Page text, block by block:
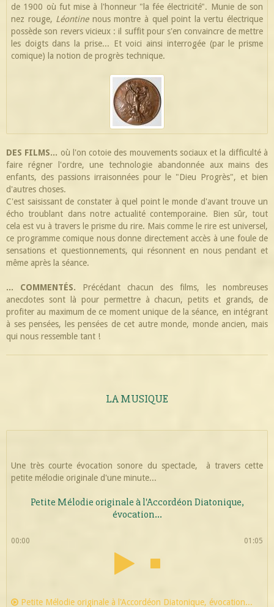
de 1900 où fut mise à l'honneur "la fée électricité". Munie de son
nez rouge, Léontinenous montre à quel point la vertu électrique
possède son revers vicieux : il suffit pour s'en convaincre de mettre
les doigts dans la prise... Et voici ainsi interrogée (par le prisme
comique) la notion de progrès technique.
DES FILMS... où l'on cotoie des mouvements sociaux et la difficulté à
faire régner l'ordre, une technologie abandonnée aux mains des
enfants, des passions irraisonnées pour le "Dieu Progrès", et bien
d'autres choses.
C'est saisissant de constater à quel point le monde d'avant trouve un
écho troublant dans notre actualité contemporaine. Bien sûr, tout
cela est vu à travers le prisme du rire. Mais comme le rire est universel,
ce programme comique nous donne directement accès à une foule de
sensations et questionnements, qui résonnent en nous pendant et
même après la séance.
... COMMENTÉS. Précédant chacun des films, les nombreuses
anecdotes sont là pour permettre à chacun, petits et grands, de
profiter au maximum de ce moment unique de la séance, en intégrant
à ses pensées, les pensées de cet autre monde, monde ancien, mais
qui nous ressemble tant !
LA MUSIQUE
Une très courte évocation sonore du spectacle, à travers cette
petite mélodie originale d'une minute...
Petite Mélodie originale à l'Accordéon Diatonique,
évocation...
00:00 01:05
Petite Mélodie originale à l'Accordéon Diatonique, évocation...